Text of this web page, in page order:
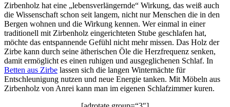
Zirbenholz hat eine „lebensverlängernde“ Wirkung, das weiß auch
die Wissenschaft schon seit langem, nicht nur Menschen die in den
Bergen wohnen und die Wirkung kennen. Wer einmal in einer
traditionell mit Zirbenholz eingerichteten Stube geschlafen hat,
möchte das entspannende Gefühl nicht mehr missen. Das Holz der
Zirbe kann durch seine ätherischen Öle die Herzfrequenz senken,
damit ermöglicht es einen ruhigen und ausgeglichenen Schlaf. In
Betten aus Zirbe lassen sich die langen Winternächte für
Entschleunigung nutzen und neue Energie tanken. Mit Möbeln aus
Zirbenholz von Anrei kann man im eigenen Schlafzimmer kuren.